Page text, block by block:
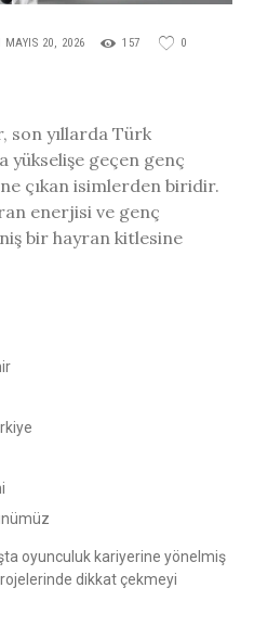
MAYIS 20, 2026 157
0
son yıllarda Türk
yükselişe geçen genç
çıkan isimlerden biridir.
enerjisi ve genç
bir hayran kitlesine
oyunculuk kariyerine yönelmiş
dikkat çekmeyi